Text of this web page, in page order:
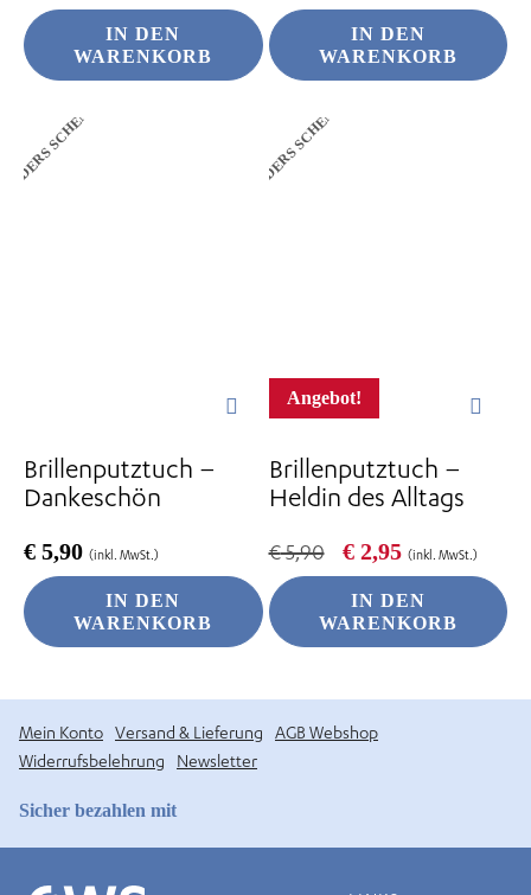
IN DEN
WARENKORB
IN DEN
WARENKORB
ANDERS SCHENKEN
Brillenputztuch –
Dankeschön
€ 5,90 (inkl. MwSt.)
IN DEN
WARENKORB
ANDERS SCHENKEN
Angebot!
Brillenputztuch –
Heldin des Alltags
€5,90
Ursprünglicher
Preis
war:
€ 5,90
€2,95Aktueller
Preis
ist:
€ 2,95.
(inkl. MwSt.)
IN DEN
WARENKORB
Mein Konto Versand & Lieferung
AGB Webshop
Widerrufsbelehrung
Newsletter
Sicher bezahlen mit